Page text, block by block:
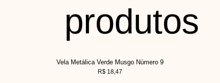
produtos
Vela Metálica Verde Musgo Número 9
R$ 18,47